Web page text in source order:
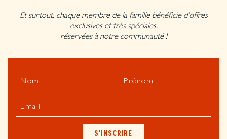
Et surtout, chaque membre de la famille bénéficie d’offres
exclusives et très spéciales,
réservées à notre communauté !
Nom Prénom
Email
S'INSCRIRE